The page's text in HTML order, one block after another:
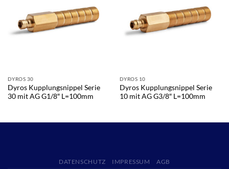
DYROS 30
Dyros Kupplungsnippel Serie
30 mit AG G1/8″ L=100mm
DYROS 10
Dyros Kupplungsnippel Serie
10 mit AG G3/8″ L=100mm
DATENSCHUTZ IMPRESSUM AGB